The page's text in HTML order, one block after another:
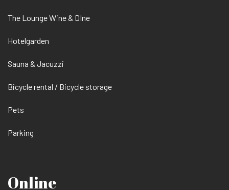
The Lounge Wine & DIne
Hotelgarden
Sauna & Jacuzzi
Bicycle rental / Bicycle storage
Pets
Parking
Online